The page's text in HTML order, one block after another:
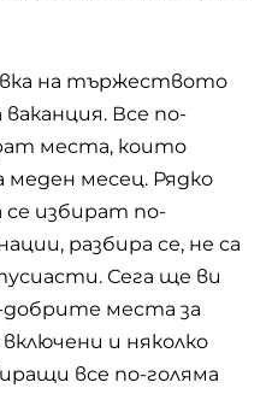
на тържеството
ваканция. Все по-
места, които
месец. Рядко
се избират по-
разбира се, не са
Сега ще ви
места за
и няколко
все по-голяма